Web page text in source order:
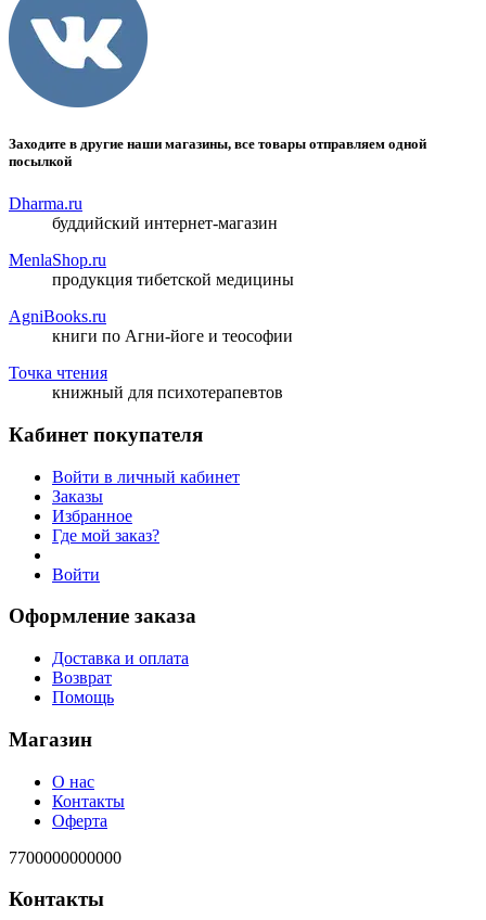
Заходите в другие наши магазины, все товары отправляем одной
посылкой
Dharma.ru
буддийский интернет-магазин
MenlaShop.ru
продукция тибетской медицины
AgniBooks.ru
книги по Агни-йоге и теософии
Точка чтения
книжный для психотерапевтов
Кабинет покупателя
Войти в личный кабинет
Заказы
Избранное
Где мой заказ?
Войти
Оформление заказа
Доставка и оплата
Возврат
Помощь
Магазин
О нас
Контакты
Оферта
7700000000000
Контакты